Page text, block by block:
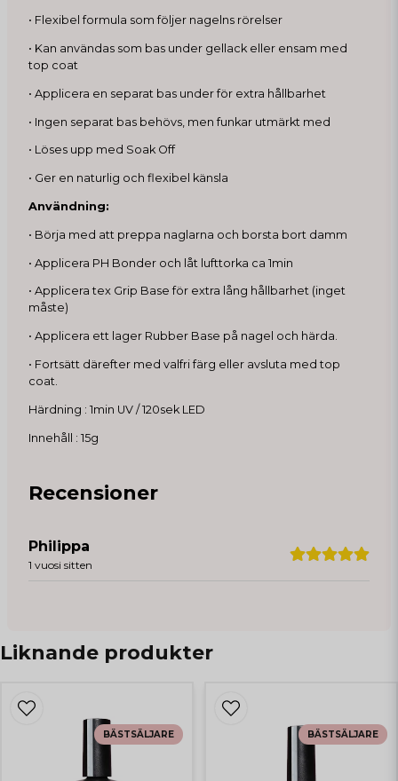
• Flexibel formula som följer nagelns rörelser
• Kan användas som bas under gellack eller ensam med
top coat
• Applicera en separat bas under för extra hållbarhet
• Ingen separat bas behövs, men funkar utmärkt med
• Löses upp med Soak Off
• Ger en naturlig och flexibel känsla
Användning:
• Börja med att preppa naglarna och borsta bort damm
• Applicera PH Bonder och låt lufttorka ca 1min
• Applicera tex Grip Base för extra lång hållbarhet (inget
måste)
• Applicera ett lager Rubber Base på nagel och härda.
• Fortsätt därefter med valfri färg eller avsluta med top
coat.
Härdning : 1min UV / 120sek LED
Innehåll : 15g
Recensioner
Philippa
1 vuosi sitten
Liknande produkter
BÄSTSÄLJARE BÄSTSÄLJARE